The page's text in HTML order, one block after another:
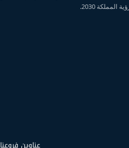
2030.
عناوين فروعنا